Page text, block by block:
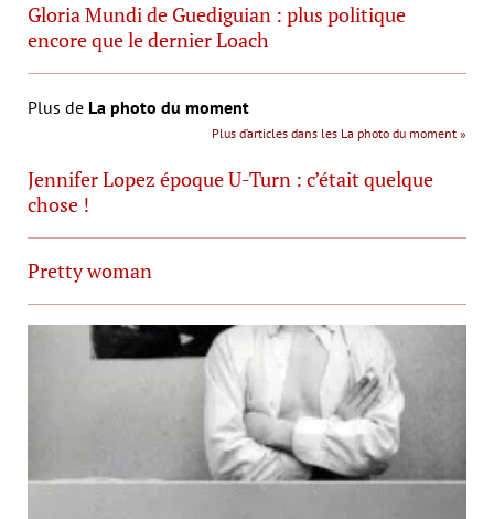
Gloria Mundi de Guediguian : plus politique
encore que le dernier Loach
Plus de La photo du moment
Plus d’articles dans les La photo du moment »
Jennifer Lopez époque U-Turn : c’était quelque
chose !
Pretty woman